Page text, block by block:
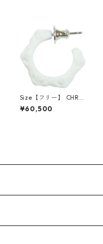
Size【フリー】 CHRO
ME HEARTS クロム・
ハーツ CH Cross SING
¥60,500